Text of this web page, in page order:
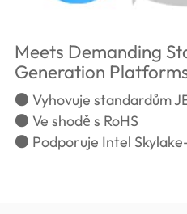
Meets Demanding
Generation
● Vyhovuje standardům
● Ve shodě s RoHS
● Podporuje Intel